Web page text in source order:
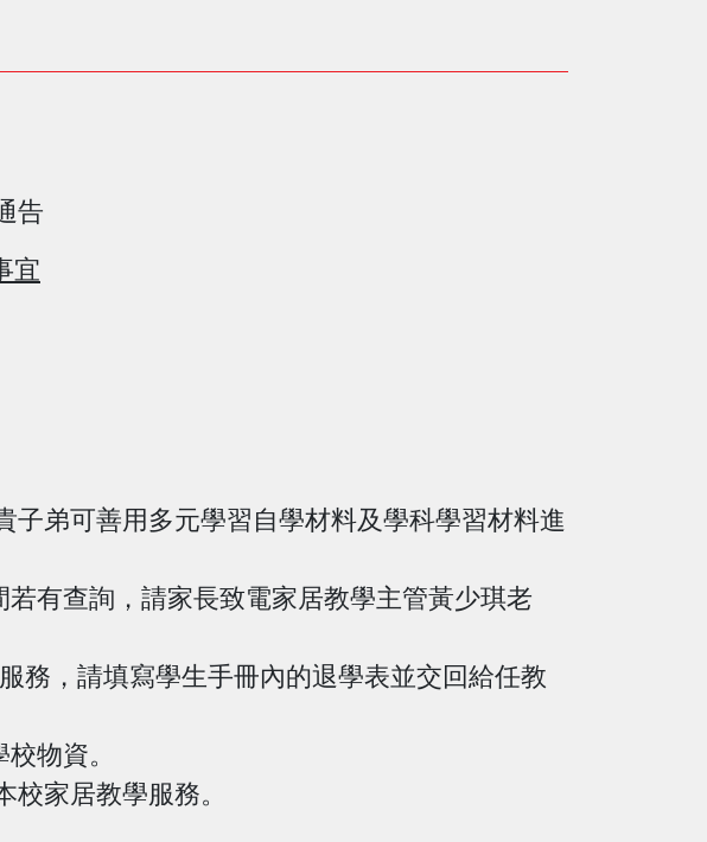
告
宜
弟可善用多元學習自學材料及學科學習材料進
有查詢，請家長致電家居教學主管黃少琪老
務，請填寫學生手冊內的退學表並交回給任教
物資。
家居教學服務。